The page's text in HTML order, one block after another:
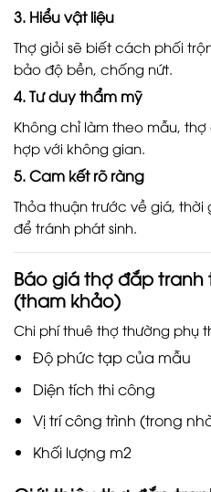
3. Hiểu vật liệu
Thợ giỏi sẽ biết cách phối
bảo độ bền, chống nứt.
4. Tư duy thẩm mỹ
Không chỉ làm theo mẫu,
hợp với không gian.
5. Cam kết rõ ràng
Thỏa thuận trước về giá,
để tránh phát sinh.
Báo giá thợ đắp tranh
(tham khảo)
Chi phí thuê thợ thường phụ
Độ phức tạp của mẫu
Diện tích thi công
Vị trí công trình (trong
Khối lượng m2